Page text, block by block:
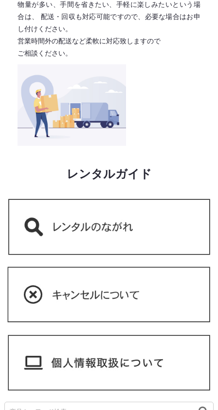
物量が多い、手間を省きたい、手軽に楽しみたいという場
合は、
配送・回収も対応可能ですので、必要な場合はお申
し付けください。
営業時間外の配送など柔軟に対応致しますので
ご相談ください。
レンタルガイド